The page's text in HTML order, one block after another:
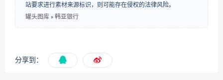
站要求进行素材来源标识，则可能存在侵权的法律风险。
罐头图库 » 韩亚银行
分享到：